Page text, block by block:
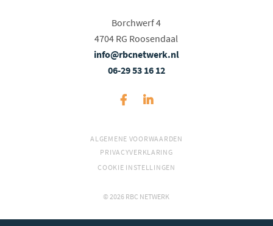
Borchwerf 4
4704 RG Roosendaal
info@rbcnetwerk.nl
06-29 53 16 12
ALGEMENE VOORWAARDEN
PRIVACYVERKLARING
COOKIE INSTELLINGEN
© 2026 RBC NETWERK